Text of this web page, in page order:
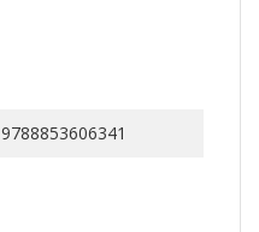
9788853606341